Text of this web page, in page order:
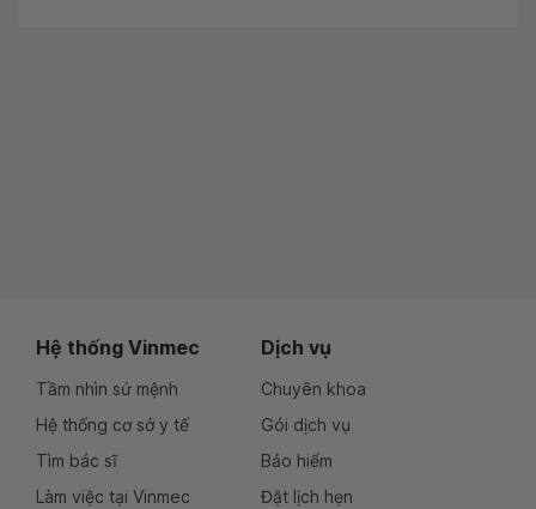
Hệ thống Vinmec
Tầm nhìn sứ mệnh
Hệ thống cơ sở y tế
Tìm bác sĩ
Làm việc tại Vinmec
Dịch vụ
Chuyên khoa
Gói dịch vụ
Bảo hiểm
Đặt lịch hẹn